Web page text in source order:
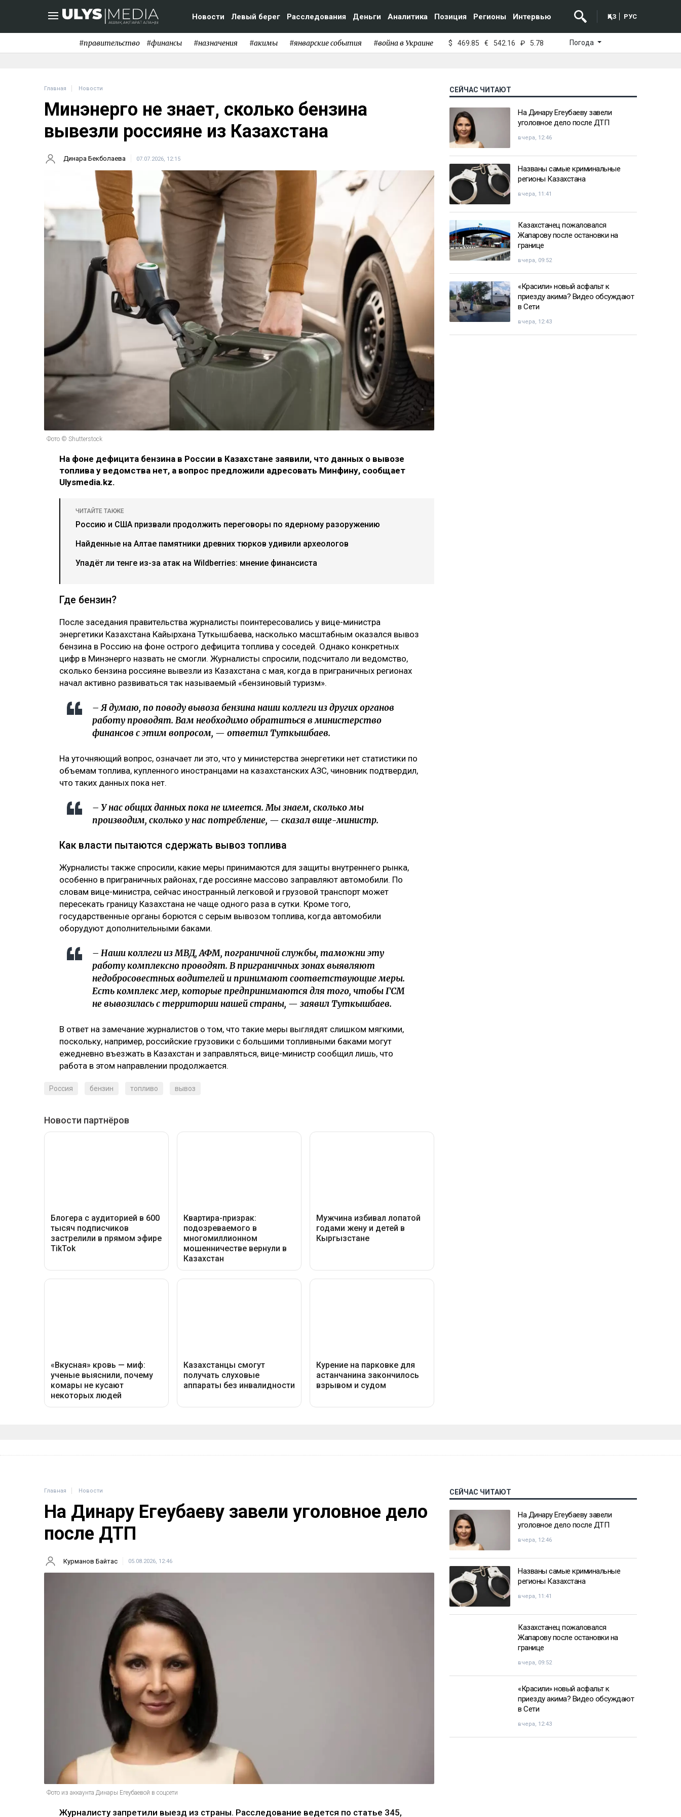
Новости Левый берег Расследования Деньги Аналитика Позиция Регионы Интервью ҚАЗ РУС
#правительство #финансы #назначения #акимы #январские события #война в Украине $ 469.85 € 542.16 ₽ 5.78 Погода
Главная Новости
Минэнерго не знает, сколько бензина
вывезли россияне из Казахстана
Динара Бекболаева 07.07.2026, 12:15
Фото © Shutterstock
На фоне дефицита бензина в России в Казахстане заявили, что данных о вывозе
топлива у ведомства нет, а вопрос предложили адресовать Минфину, сообщает
Ulysmedia.kz.
ЧИТАЙТЕ ТАКЖЕ
Россию и США призвали продолжить переговоры по ядерному разоружению
Найденные на Алтае памятники древних тюрков удивили археологов
Упадёт ли тенге из-за атак на Wildberries: мнение финансиста
Где бензин?
После заседания правительства журналисты поинтересовались у вице-министра
энергетики Казахстана Кайырхана Туткышбаева, насколько масштабным оказался вывоз
бензина в Россию на фоне острого дефицита топлива у соседей. Однако конкретных
цифр в Минэнерго назвать не смогли. Журналисты спросили, подсчитало ли ведомство,
сколько бензина россияне вывезли из Казахстана с мая, когда в приграничных регионах
начал активно развиваться так называемый «бензиновый туризм».
– Я думаю, по поводу вывоза бензина наши коллеги из других органов
работу проводят. Вам необходимо обратиться в министерство
финансов с этим вопросом, — ответил Туткышбаев.
На уточняющий вопрос, означает ли это, что у министерства энергетики нет статистики по
объемам топлива, купленного иностранцами на казахстанских АЗС, чиновник подтвердил,
что таких данных пока нет.
– У нас общих данных пока не имеется. Мы знаем, сколько мы
производим, сколько у нас потребление, — сказал вице-министр.
Как власти пытаются сдержать вывоз топлива
Журналисты также спросили, какие меры принимаются для защиты внутреннего рынка,
особенно в приграничных районах, где россияне массово заправляют автомобили. По
словам вице-министра, сейчас иностранный легковой и грузовой транспорт может
пересекать границу Казахстана не чаще одного раза в сутки. Кроме того,
государственные органы борются с серым вывозом топлива, когда автомобили
оборудуют дополнительными баками.
– Наши коллеги из МВД, АФМ, пограничной службы, таможни эту
работу комплексно проводят. В приграничных зонах выявляют
недобросовестных водителей и принимают соответствующие меры.
Есть комплекс мер, которые предпринимаются для того, чтобы ГСМ
не вывозилась с территории нашей страны, — заявил Туткышбаев.
В ответ на замечание журналистов о том, что такие меры выглядят слишком мягкими,
поскольку, например, российские грузовики с большими топливными баками могут
ежедневно въезжать в Казахстан и заправляться, вице-министр сообщил лишь, что
работа в этом направлении продолжается.
Россия бензин топливо вывоз
СЕЙЧАС ЧИТАЮТ
На Динару Егеубаеву завели
уголовное дело после ДТП
вчера, 12:46
Названы самые криминальные
регионы Казахстана
вчера, 11:41
Казахстанец пожаловался
Жапарову после остановки на
границе
вчера, 09:52
«Красили» новый асфальт к
приезду акима? Видео обсуждают
в Сети
вчера, 12:43
Главная Новости
На Динару Егеубаеву завели уголовное дело
после ДТП
Курманов Байтас 05.08.2026, 12:46
Фото из аккаунта Динары Егеубаевой в соцсети
Журналисту запретили выезд из страны. Расследование ведется по статье 345,
СЕЙЧАС ЧИТАЮТ
На Динару Егеубаеву завели
уголовное дело после ДТП
вчера, 12:46
Названы самые криминальные
регионы Казахстана
вчера, 11:41
Казахстанец пожаловался
Жапарову после остановки на
границе
вчера, 09:52
«Красили» новый асфальт к
приезду акима? Видео обсуждают
в Сети
вчера, 12:43